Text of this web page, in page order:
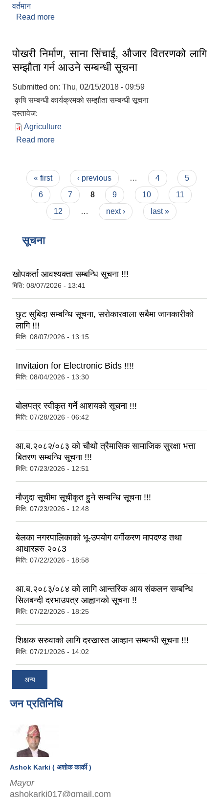
वर्तमान
Read more
पोखरी निर्माण, साना सिंचाई, औजार वितरणको लागि
सम्झौता गर्न आउने सम्बन्धी सूचना
Submitted on: Thu, 02/15/2018 - 09:59
कृषि सम्बन्धी कार्यक्रमको सम्झौता सम्बन्धी सूचना
दस्तावेज:
Agriculture
Read more
Pages
« first ‹ previous … 4
5
6
7 8 9 10
11
12
… next › last »
सूचना
खोपकर्ता आवश्यक्ता सम्बन्धि सूचना !!!
मिति: 08/07/2026 - 13:41
छुट सुबिदा सम्बन्धि सूचना, सरोकारवाला सबैमा जानकारीको
लागि !!!
मिति: 08/07/2026 - 13:15
Invitaion for Electronic Bids !!!!
मिति: 08/04/2026 - 13:30
बोलपत्र स्वीकृत गर्ने आशयको सूचना !!!
मिति: 07/28/2026 - 06:42
आ.ब.२०८२/०८३ को चौथो त्रैमासिक सामाजिक सुरक्षा भत्ता
बितरण सम्बन्धि सूचना !!!
मिति: 07/23/2026 - 12:51
मौजुदा सूचीमा सूचीकृत हुने सम्बन्धि सूचना !!!
मिति: 07/23/2026 - 12:48
बेलका नगरपालिकाको भू-उपयोग वर्गीकरण मापदण्ड तथा
आधारहरु २०८3
मिति: 07/22/2026 - 18:58
आ.ब.२०८३/०८४ को लागि आन्तरिक आय संकलन सम्बन्धि
सिलबन्दी दरभाउपत्र आह्वानको सूचना !!
मिति: 07/22/2026 - 18:25
शिक्षक सरुवाको लागि दरखास्त आव्हान सम्बन्धी सूचना !!!
मिति: 07/21/2026 - 14:02
अन्य
जन प्रतिनिधि
Ashok Karki ( अशोक कार्की )
Mayor
ashokarki017@gmail.com